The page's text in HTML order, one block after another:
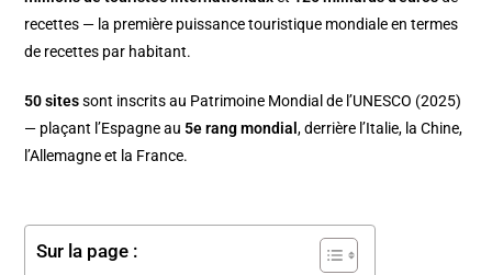
recettes — la première puissance touristique mondiale en termes
de recettes par habitant.
50 sitessont inscrits au Patrimoine Mondial de l’UNESCO (2025)
— plaçant l’Espagne au 5e rang mondial, derrière l’Italie, la Chine,
l’Allemagne et la France.
Sur la page :